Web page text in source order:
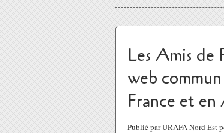
Les Amis de
web
France et
Publié par URAFA Nord Est